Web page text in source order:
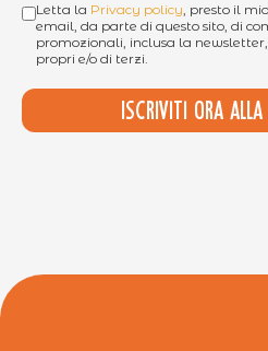
Letta la Privacy policy, presto il
email, da parte di questo sito, di
promozionali, inclusa la
propri e/o di terzi.
Iscriviti ora alla